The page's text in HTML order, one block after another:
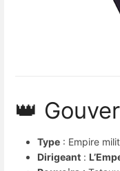
👑
Type : Empire
Dirigeant :